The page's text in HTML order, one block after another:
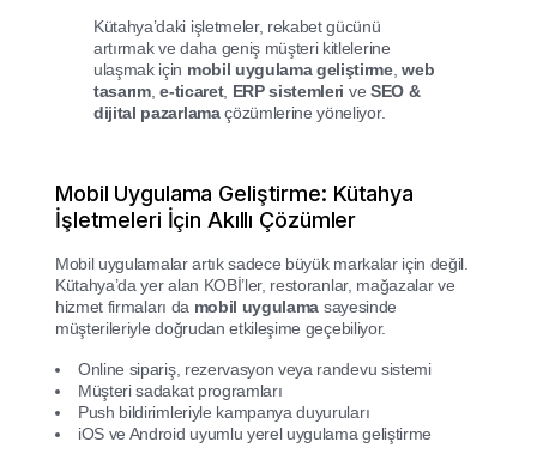
Kütahya’daki işletmeler, rekabet gücünü
artırmak ve daha geniş müşteri kitlelerine
ulaşmak için mobil uygulama geliştirme,web
tasarım,e-ticaret, ERP sistemleri ve SEO &
dijital pazarlamaçözümlerine yöneliyor.
Mobil Uygulama Geliştirme: Kütahya
İşletmeleri İçin Akıllı Çözümler
Mobil uygulamalar artık sadece büyük markalar için değil.
Kütahya’da yer alan KOBİ’ler, restoranlar, mağazalar ve
hizmet firmaları da mobil uygulama sayesinde
müşterileriyle doğrudan etkileşime geçebiliyor.
Online sipariş, rezervasyon veya randevu sistemi
Müşteri sadakat programları
Push bildirimleriyle kampanya duyuruları
iOS ve Android uyumlu yerel uygulama geliştirme